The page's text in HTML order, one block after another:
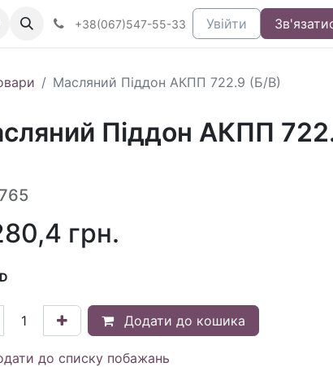
+38(067)547-55-33 Увійти
Масляний Піддон АКПП 722.9 (Б/В)
Піддон АКПП
грн.
Додати до кошика
до списку побажань